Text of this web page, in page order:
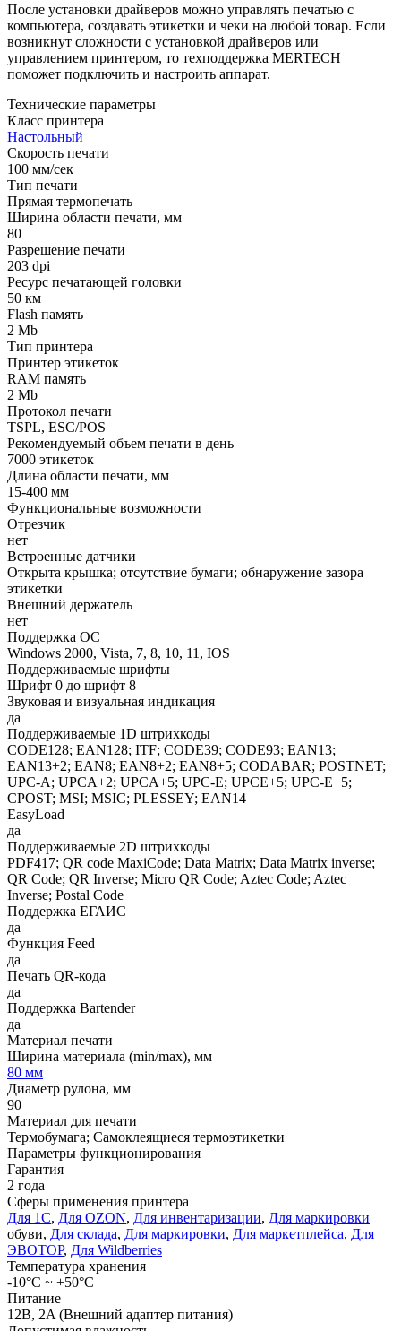
После установки драйверов можно управлять печатью с
компьютера, создавать этикетки и чеки на любой товар. Если
возникнут сложности с установкой драйверов или
управлением принтером, то техподдержка MERTECH
поможет подключить и настроить аппарат.
Технические параметры
Класс принтера
Настольный
Скорость печати
100 мм/сек
Тип печати
Прямая термопечать
Ширина области печати, мм
80
Разрешение печати
203 dpi
Ресурс печатающей головки
50 км
Flash память
2 Mb
Тип принтера
Принтер этикеток
RAM память
2 Mb
Протокол печати
TSPL, ESC/POS
Рекомендуемый объем печати в день
7000 этикеток
Длина области печати, мм
15-400 мм
Функциональные возможности
Отрезчик
нет
Встроенные датчики
Открыта крышка; отсутствие бумаги; обнаружение зазора
этикетки
Внешний держатель
нет
Поддержка ОС
Windows 2000, Vista, 7, 8, 10, 11, IOS
Поддерживаемые шрифты
Шрифт 0 до шрифт 8
Звуковая и визуальная индикация
да
Поддерживаемые 1D штрихкоды
CODE128; EAN128; ITF; CODE39; CODE93; EAN13;
EAN13+2; EAN8; EAN8+2; EAN8+5; CODABAR; POSTNET;
UPC-A; UPCA+2; UPCA+5; UPC-E; UPCE+5; UPC-E+5;
CPOST; MSI; MSIC; PLESSEY; EAN14
EasyLoad
да
Поддерживаемые 2D штрихкоды
PDF417; QR code MaxiCode; Data Matrix; Data Matrix inverse;
QR Code; QR Inverse; Micro QR Code; Aztec Code; Aztec
Inverse; Postal Code
Поддержка ЕГАИС
да
Функция Feed
да
Печать QR-кода
да
Поддержка Bartender
да
Материал печати
Ширина материала (min/max), мм
80 мм
Диаметр рулона, мм
90
Материал для печати
Термобумага; Cамоклеящиеся термоэтикетки
Параметры функционирования
Гарантия
2 года
Сферы применения принтера
Для 1С, Для OZON, Для инвентаризации, Для маркировки
обуви, Для склада, Для маркировки, Для маркетплейса, Для
ЭВОТОР, Для Wildberries
Температура хранения
-10°С ~ +50°С
Питание
12В, 2A (Внешний адаптер питания)